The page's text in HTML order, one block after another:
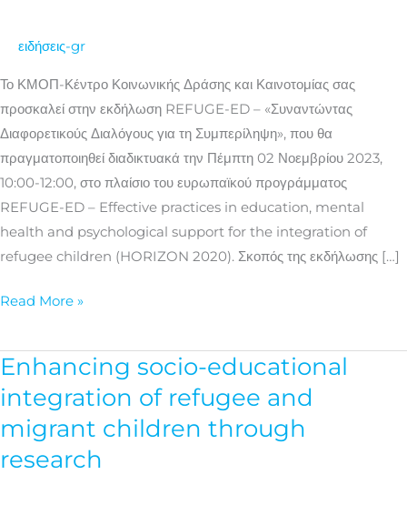
ειδήσεις-gr
Το ΚΜΟΠ-Κέντρο Κοινωνικής Δράσης και Καινοτομίας σας
προσκαλεί στην εκδήλωση REFUGE-ED – «Συναντώντας
Διαφορετικούς Διαλόγους για τη Συμπερίληψη», που θα
πραγματοποιηθεί διαδικτυακά την Πέμπτη 02 Νοεμβρίου 2023,
10:00-12:00, στο πλαίσιο του ευρωπαϊκού προγράμματος
REFUGE-ED – Effective practices in education, mental
health and psychological support for the integration of
refugee children (HORIZON 2020). Σκοπός της εκδήλωσης […]
Read More »
Enhancing socio-educational
integration of refugee and
migrant children through
research
Enhancing
socio-
educational
integration
of